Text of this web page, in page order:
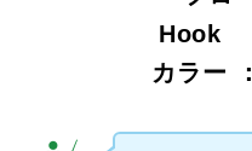
Hook
カラー